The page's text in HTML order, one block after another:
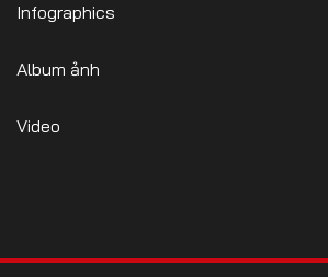
Infographics
Album ảnh
Video